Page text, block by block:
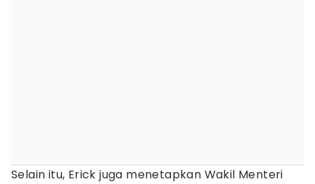
Selain itu, Erick juga menetapkan Wakil Menteri